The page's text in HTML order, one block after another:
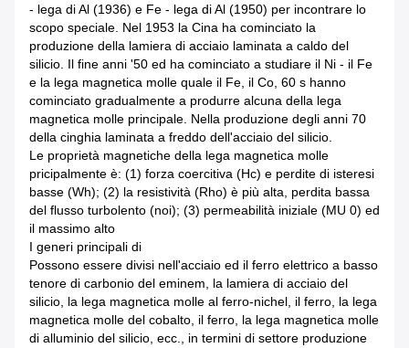
- lega di Al (1936) e Fe - lega di Al (1950) per incontrare lo
scopo speciale. Nel 1953 la Cina ha cominciato la
produzione della lamiera di acciaio laminata a caldo del
silicio. Il fine anni '50 ed ha cominciato a studiare il Ni - il Fe
e la lega magnetica molle quale il Fe, il Co, 60 s hanno
cominciato gradualmente a produrre alcuna della lega
magnetica molle principale. Nella produzione degli anni 70
della cinghia laminata a freddo dell'acciaio del silicio.
Le proprietà magnetiche della lega magnetica molle
pricipalmente è: (1) forza coercitiva (Hc) e perdite di isteresi
basse (Wh); (2) la resistività (Rho) è più alta, perdita bassa
del flusso turbolento (noi); (3) permeabilità iniziale (MU 0) ed
il massimo alto
I generi principali di
Possono essere divisi nell'acciaio ed il ferro elettrico a basso
tenore di carbonio del eminem, la lamiera di acciaio del
silicio, la lega magnetica molle al ferro-nichel, il ferro, la lega
magnetica molle del cobalto, il ferro, la lega magnetica molle
di alluminio del silicio, ecc., in termini di settore produzione